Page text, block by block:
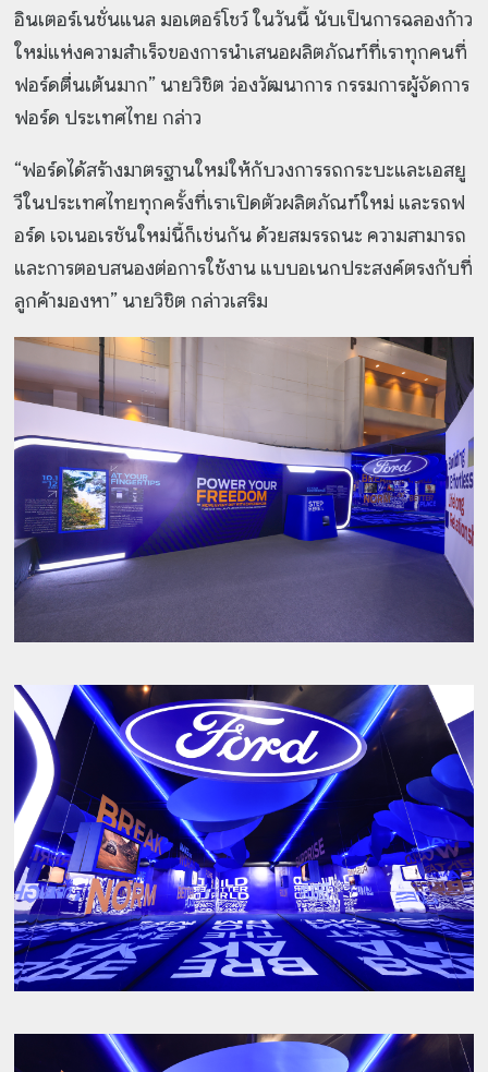
อินเตอร์เนชั่นแนล มอเตอร์โชว์ ในวันนี้ นับเป็นการฉลองก้าว
ใหม่แห่งความสำเร็จของการนำเสนอผลิตภัณฑ์ที่เราทุกคนที่
ฟอร์ดตื่นเต้นมาก” นายวิชิต ว่องวัฒนาการ กรรมการผู้จัดการ
ฟอร์ด ประเทศไทย กล่าว
“ฟอร์ดได้สร้างมาตรฐานใหม่ให้กับวงการรถกระบะและเอสยู
วีในประเทศไทยทุกครั้งที่เราเปิดตัวผลิตภัณฑ์ใหม่ และรถฟ
อร์ด เจเนอเรชันใหม่นี้ก็เช่นกัน ด้วยสมรรถนะ ความสามารถ
และการตอบสนองต่อการใช้งาน แบบอเนกประสงค์ตรงกับที่
ลูกค้ามองหา” นายวิชิต กล่าวเสริม